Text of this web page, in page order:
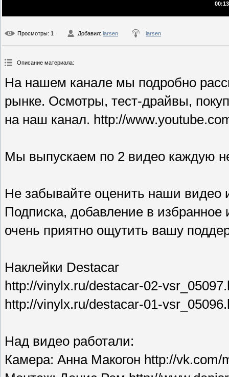
Просмотры: 1 Добавил: larsen larsen
Описание материала:
На нашем канале мы подробно
рынке. Осмотры, тест-драйвы,
на наш канал. http://
Мы выпускаем по 2 видео каждую
Не забывайте оценить наши видео
Подписка, добавление в
очень приятно ощутить вашу
Наклейки Destacar
http://vinylx.ru/destacar-02-
http://vinylx.ru/destacar-01-
Над видео работали:
Камера: Анна Макогон http://vk.com/